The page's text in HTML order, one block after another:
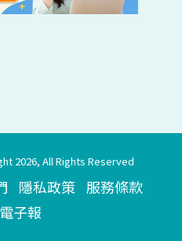
2026, All Rights Reserved
隱私政策 服務條款
子報